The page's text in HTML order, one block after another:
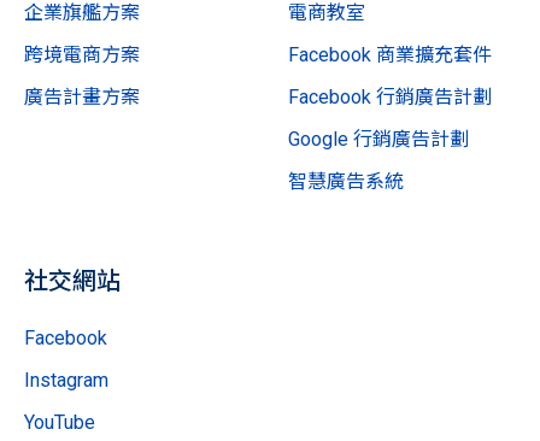
企業旗艦方案
跨境電商方案
廣告計畫方案
電商教室
Facebook 商業擴充套件
Facebook 行銷廣告計劃
Google 行銷廣告計劃
智慧廣告系統
社交網站
Facebook
Instagram
YouTube